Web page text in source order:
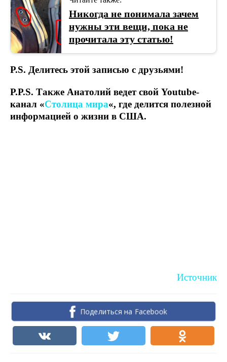
Никогда не понимала зачем
нужны эти вещи, пока не
прочитала эту статью!
P.S. Делитесь этой записью с друзьями!
P.P.S. Также Анатолий ведет свой Youtube-
канал «Столица мира«, где делится полезной
информацией о жизни в США.
Источник
Поделиться на Facebook